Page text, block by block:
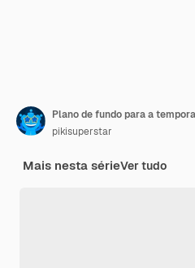
Plano de fundo para a
pikisuperstar
Mais nesta sérieVer tudo